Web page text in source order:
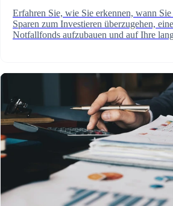
Erfahren Sie, wie Sie erkennen, wann
Sparen zum Investieren überzugehen,
Notfallfonds aufzubauen und auf Ihre